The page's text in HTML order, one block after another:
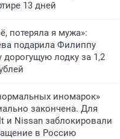
13 дней
потеряла я мужа»:
подарила Филиппу
дорогущую лодку за 1,2
иномарок»
закончена. Для
и Nissan заблокировали
в Россию